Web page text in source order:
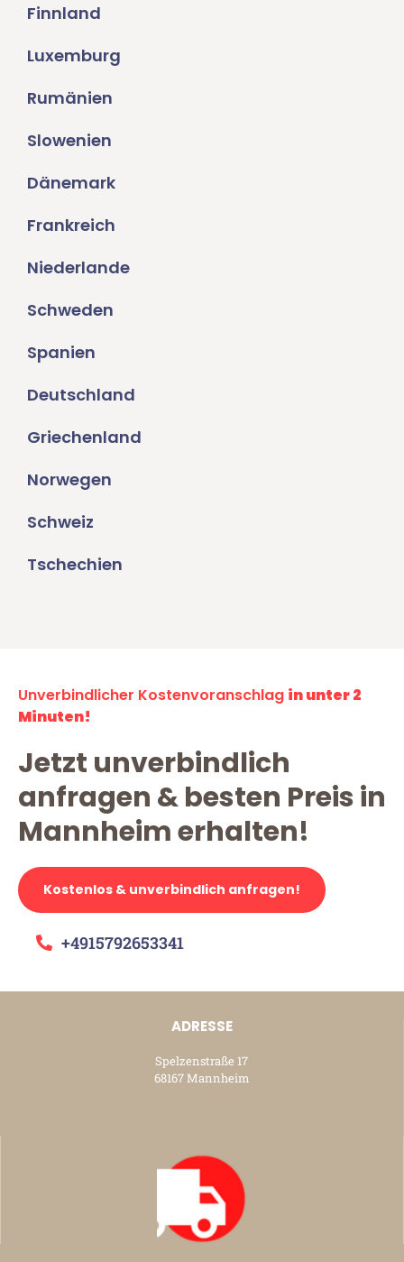
Finnland
Luxemburg
Rumänien
Slowenien
Dänemark
Frankreich
Niederlande
Schweden
Spanien
Deutschland
Griechenland
Norwegen
Schweiz
Tschechien
Unverbindlicher Kostenvoranschlag in unter 2
Minuten!
Jetzt unverbindlich
anfragen & besten Preis in
Mannheim erhalten!
Kostenlos & unverbindlich anfragen!
+4915792653341
ADRESSE
Spelzenstraße 17
68167 Mannheim